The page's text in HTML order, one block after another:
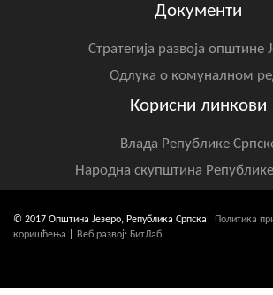
Документи
Стратегија развоја општине
Одлука о комуналном
Корисни линкови
Влада Републике
Народна скупштина
© 2017 Општина Језеро, Република Српска Политика
коришћења
Веб развој: БитЛаб